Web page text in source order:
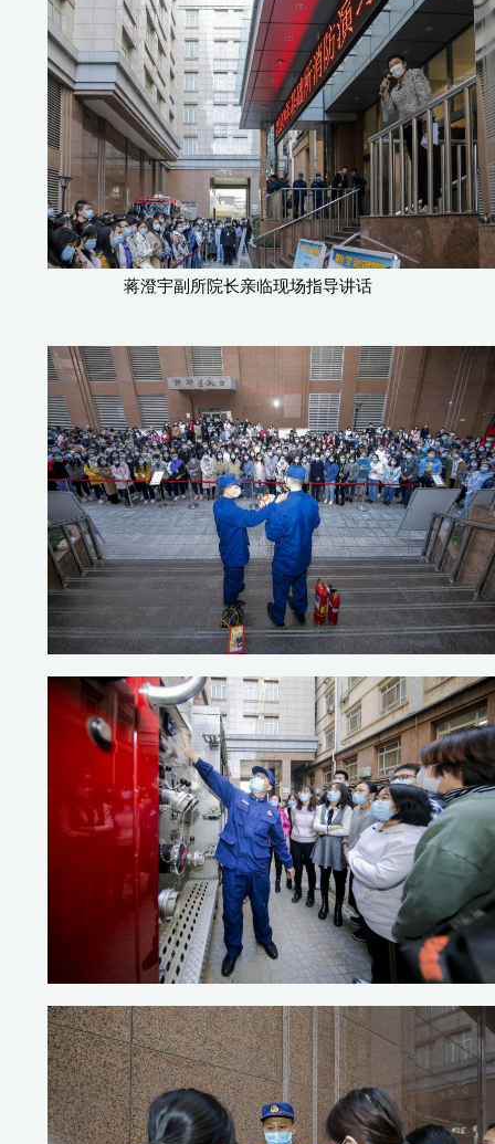
蒋澄宇副所院长亲临现场指导讲话